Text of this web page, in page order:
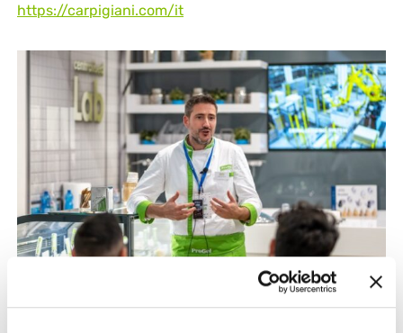
https://carpigiani.com/it